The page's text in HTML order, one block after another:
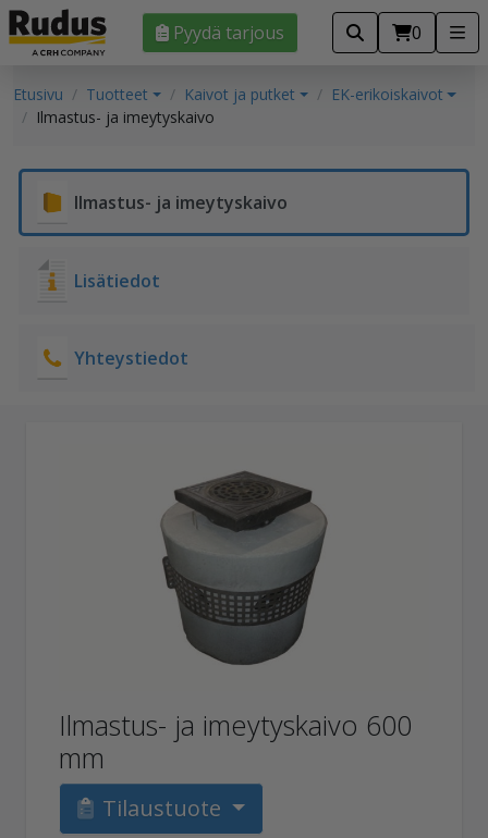
Pyydä tarjous 0
Etusivu Tuotteet Kaivot ja putket
EK-erikoiskaivot
Ilmastus- ja imeytyskaivo
Ilmastus- ja imeytyskaivo
Lisätiedot
Yhteystiedot
Ilmastus- ja imeytyskaivo 600
mm
Tilaustuote